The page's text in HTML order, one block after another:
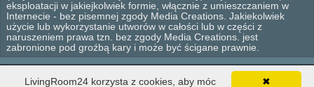
eksploatacji w jakiejkolwiek formie, włącznie z umieszczaniem w
Internecie - bez pisemnej zgody Media Creations. Jakiekolwiek
użycie lub wykorzystanie utworów w całości lub w części z
naruszeniem prawa tzn. bez zgody Media Creations. jest
zabronione pod groźbą kary i może być ścigane prawnie.
© 2012 - 2026 Media Creations. Wszelkie prawa zastrzeżone.
✖
LivingRoom24 korzysta z cookies, aby móc